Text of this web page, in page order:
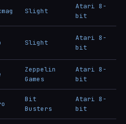
Slight
Atari 8-
bit
Slight
Atari 8-
bit
Zeppelin
Games
Atari 8-
bit
Bit
Busters
Atari 8-
bit